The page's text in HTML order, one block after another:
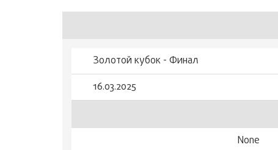
Золотой кубок - Финал
16.03.2025
None